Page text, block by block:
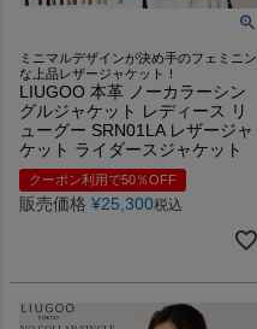
ミニマルデザインが決め手のフェミニン
な上品レザージャケット！
LIUGOO 本革 ノーカラーシン
グルジャケット レディース リ
ューグー SRN01LA レザージャ
ケット ライダースジャケット
クーポン利用で50％OFF
販売価格 ¥25,300税込